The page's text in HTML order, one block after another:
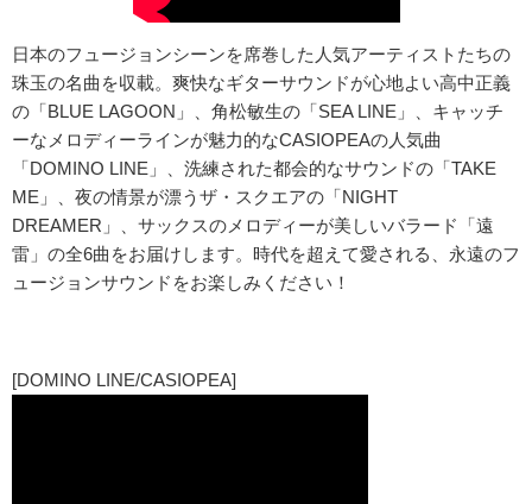
日本のフュージョンシーンを席巻した人気アーティストたちの
珠玉の名曲を収載。爽快なギターサウンドが心地よい高中正義
の「BLUE LAGOON」、角松敏生の「SEA LINE」、キャッチ
ーなメロディーラインが魅力的なCASIOPEAの人気曲
「DOMINO LINE」、洗練された都会的なサウンドの「TAKE
ME」、夜の情景が漂うザ・スクエアの「NIGHT
DREAMER」、サックスのメロディーが美しいバラード「遠
雷」の全6曲をお届けします。時代を超えて愛される、永遠のフ
ュージョンサウンドをお楽しみください！
[DOMINO LINE/CASIOPEA]